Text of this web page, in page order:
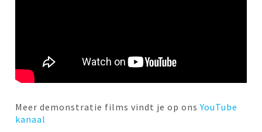
Meer demonstratie films vindt je op onsYouTube
kanaal